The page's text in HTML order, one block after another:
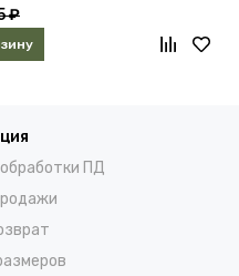
₽
ПД